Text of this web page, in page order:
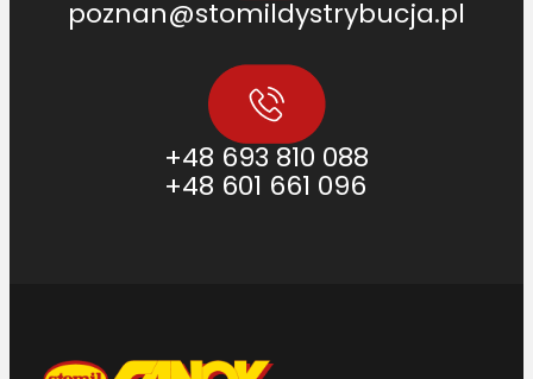
poznan@stomildystrybucja.pl
+48 693 810 088
+48 601 661 096